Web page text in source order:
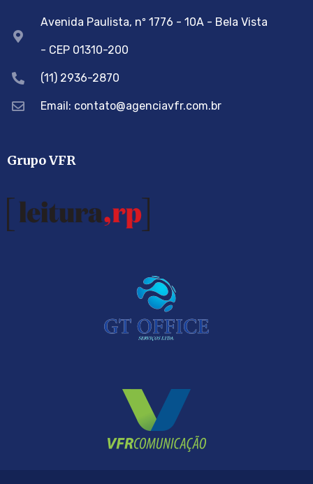
Avenida Paulista, nº 1776 - 10A - Bela Vista
- CEP 01310-200
(11) 2936-2870
Email: contato@agenciavfr.com.br
Grupo VFR